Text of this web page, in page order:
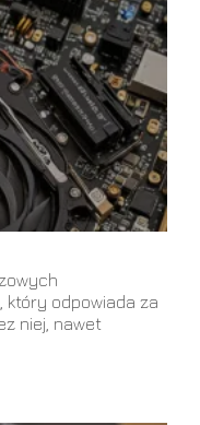
który odpowiada za
niej, nawet